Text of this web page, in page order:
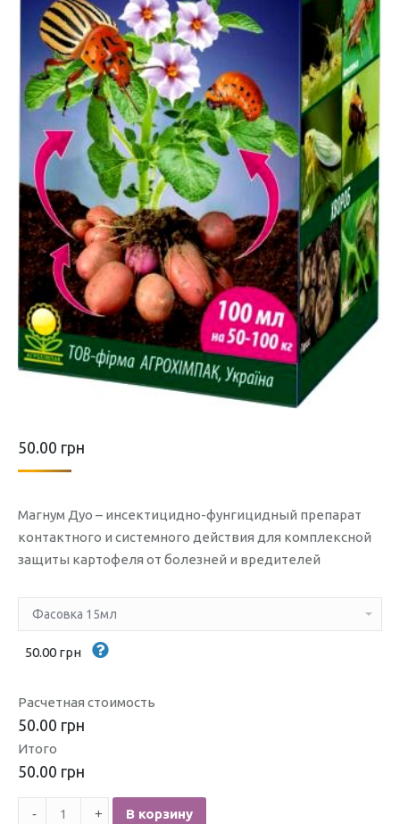
50.00 грн
Магнум Дуо – инсектицидно-фунгицидный препарат
контактного и системного действия для комплексной
защиты картофеля от болезней и вредителей
50.00 грн
Расчетная стоимость
50.00 грн
Итого
50.00 грн
Количество
В корзину